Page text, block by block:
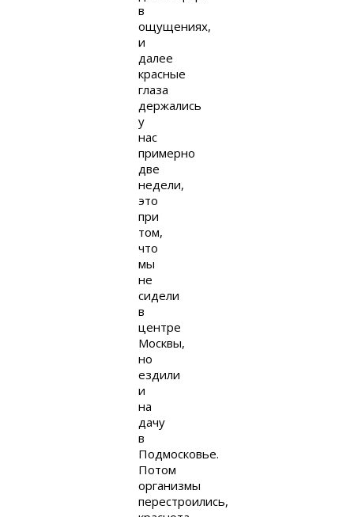
в
ощущениях,
и
далее
красные
глаза
держались
у
нас
примерно
две
недели,
это
при
том,
что
мы
не
сидели
в
центре
Москвы,
но
ездили
и
на
дачу
в
Подмосковье.
Потом
организмы
перестроились,